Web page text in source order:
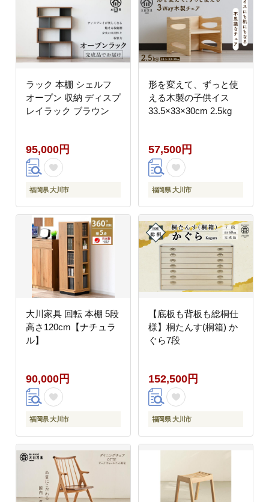
ラック 本棚 シェルフ
オープン 収納 ディスプ
レイラック ブラウン
95,000円
福岡県 大川市
形を変えて、ずっと使
える木製の子供イス
33.5×33×30cm 2.5kg
57,500円
福岡県 大川市
大川家具 回転 本棚 5段
高さ120cm【ナチュラ
ル】
90,000円
福岡県 大川市
【底板も背板も総桐仕
様】桐たんす(桐箱) か
ぐら7段
152,500円
福岡県 大川市